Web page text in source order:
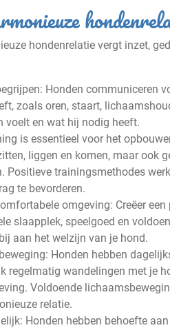
hondenrelatie vergt inzet,
Honden communiceren
zoals oren, staart,
voelt en wat hij nodig heeft.
is essentieel voor het
liggen en komen, maar ook
Positieve trainingsmethodes
te bevorderen.
omgeving: Creëer
slaapplek, speelgoed en
aan het welzijn van je hond.
Honden hebben
regelmatig wandelingen met je
Voldoende
relatie.
Honden hebben behoefte